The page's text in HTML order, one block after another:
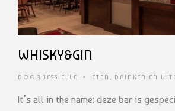
WHISKY&GIN
DOOR JESSIELLE • ETEN, DRINKEN EN
It’s all in the name: deze bar is